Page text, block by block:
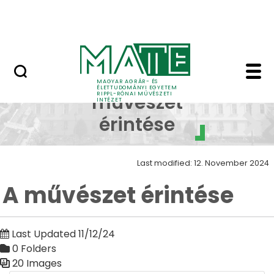
MAGYAR AGRÁR- ÉS
ÉLETTUDOMÁNYI EGYETEM
RIPPL-RÓNAI MŰVÉSZETI
INTÉZET
A művészet érintése
A
művészet
érintése
Last modified: 12. November 2024
A művészet érintése
Last Updated 11/12/24
0 Folders
20 Images